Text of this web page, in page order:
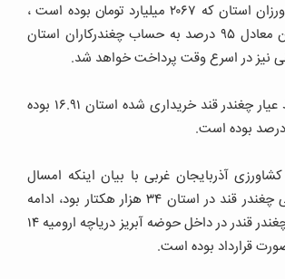
خریداری شده از کشاورزان استان که ۲۰۶۷ میلیارد تومان بوده ‌است ،
۱۹۲۵ میلیارد تومان آن معادل ۹۵ درصد به حساب چغندرکاران استان
نیز در اسرع وقت پرداخت خواهد شد.
وی بیان کرد: متوسط عیار چغندر قند خریداری شده استان ۱۶.۹۱ بوده
آذربایجان غربی با بیان اینکه امسال
سطح زیر کشت نهایی چغندر قند در استان ۳۴ هزار هکتار بود، ادامه
داد: سطح زیر کشت چغندر قندر در داخل حوضه آبریز دریاچه ارومیه ۱۴